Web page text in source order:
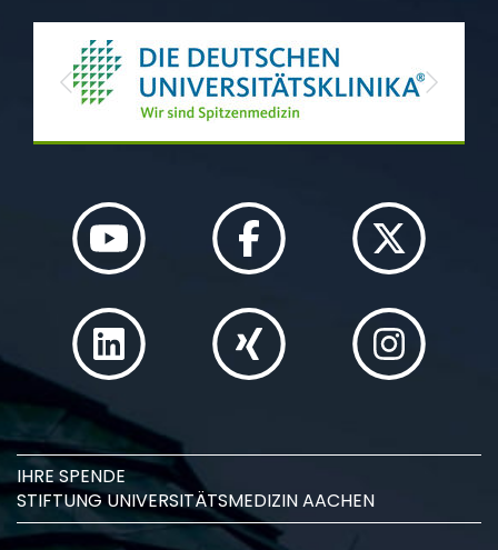
Previous Next
IHRE SPENDE
STIFTUNG UNIVERSITÄTSMEDIZIN AACHEN